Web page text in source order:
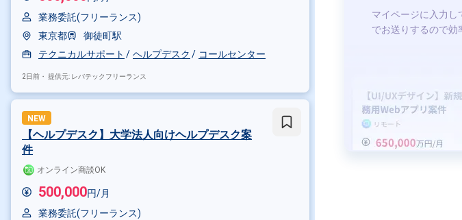
業務委託(フリーランス)
東京都
御徒町駅
テクニカルサポート
ヘルプデスク コールセンター
2日前・ 提供元: レバテックフリーランス
NEW
【ヘルプデスク】大学法人向けヘルプデスク案
件
オンライン商談OK
500,000円/月
業務委託(フリーランス)
マイページに入力
でお送りするので効